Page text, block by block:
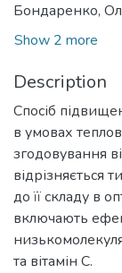
Бондаренко,
Show 2 more
Description
Спосіб
в умовах
згодовування
відрізняється
до її складу в
включають
та вітамін С.